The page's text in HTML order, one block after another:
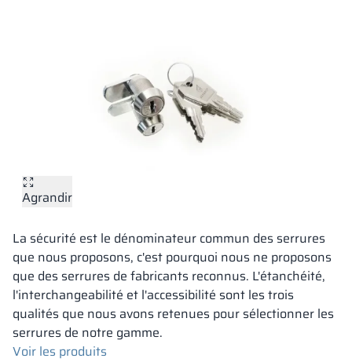
Agrandir
La sécurité est le dénominateur commun des serrures
que nous proposons, c'est pourquoi nous ne proposons
que des serrures de fabricants reconnus. L'étanchéité,
l'interchangeabilité et l'accessibilité sont les trois
qualités que nous avons retenues pour sélectionner les
serrures de notre gamme.
Voir les produits